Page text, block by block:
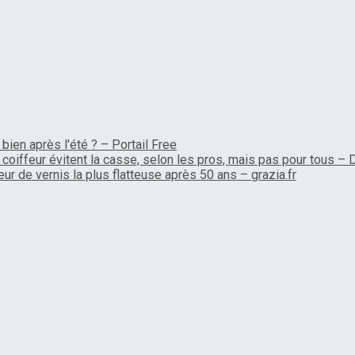
après l'été ? – Portail Free
évitent la casse, selon les pros, mais pas pour tous –
de vernis la plus flatteuse après 50 ans – grazia.fr